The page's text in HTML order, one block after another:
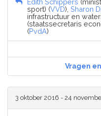
Edith Schippers
sport) (VVD), Sharon
infrastructuur en
(staatssecretaris
(PvdA)
Vragen
3 oktober 2016 - 24